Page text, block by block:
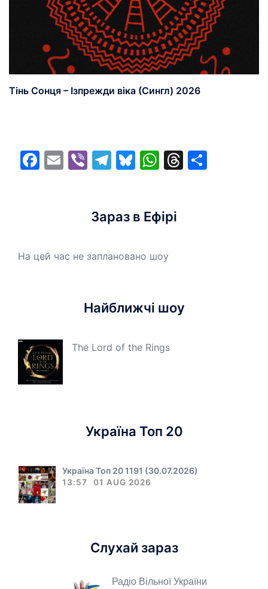
Тінь Сонця – Ізпрежди віка (Сингл) 2026
Facebook
EmailViberTelegram
Bluesky
WhatsApp
Threads
Зараз в Ефірі
На цей час не заплановано шоу
Найближчі шоу
The Lord of the Rings
Україна Топ 20
Україна Топ 20 1191 (30.07.2026)
13:57 01 AUG 2026
Слухай зараз
Радіо Вільної України